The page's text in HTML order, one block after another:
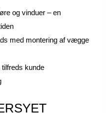
og vinduer – en
med montering af vægge
tilfreds kunde